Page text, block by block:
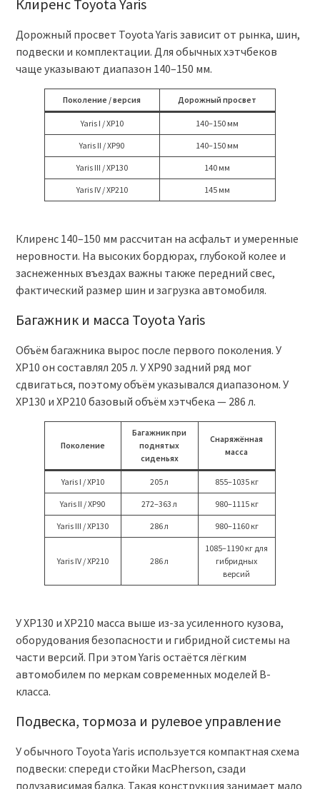
Клиренс Toyota Yaris
Дорожный просвет Toyota Yaris зависит от рынка, шин,
подвески и комплектации. Для обычных хэтчбеков
чаще указывают диапазон 140–150 мм.
Поколение / версия Дорожный просвет
Yaris I / XP10 140–150 мм
Yaris II / XP90 140–150 мм
Yaris III / XP130 140 мм
Yaris IV / XP210 145 мм
Клиренс 140–150 мм рассчитан на асфальт и умеренные
неровности. На высоких бордюрах, глубокой колее и
заснеженных въездах важны также передний свес,
фактический размер шин и загрузка автомобиля.
Багажник и масса Toyota Yaris
Объём багажника вырос после первого поколения. У
XP10 он составлял 205 л. У XP90 задний ряд мог
сдвигаться, поэтому объём указывался диапазоном. У
XP130 и XP210 базовый объём хэтчбека — 286 л.
Поколение
Багажник при
поднятых
сиденьях
Снаряжённая
масса
Yaris I / XP10 205 л 855–1035 кг
Yaris II / XP90 272–363 л 980–1115 кг
Yaris III / XP130 286 л 980–1160 кг
Yaris IV / XP210 286 л
1085–1190 кг для
гибридных
версий
У XP130 и XP210 масса выше из-за усиленного кузова,
оборудования безопасности и гибридной системы на
части версий. При этом Yaris остаётся лёгким
автомобилем по меркам современных моделей B-
класса.
Подвеска, тормоза и рулевое управление
У обычного Toyota Yaris используется компактная схема
подвески: спереди стойки MacPherson, сзади
полузависимая балка. Такая конструкция занимает мало